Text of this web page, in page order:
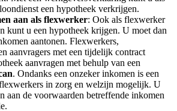
een hypotheek verkrijgen.
aan als flexwerker: Ook als flexwerker
kunt u een hypotheek krijgen. U moet dan
aantonen. Flexwerkers,
aanvragers met een tijdelijk contract
aanvragen met behulp van een
. Ondanks een onzeker inkomen is een
in zorg en welzijn mogelijk. U
aan de voorwaarden betreffende inkomen